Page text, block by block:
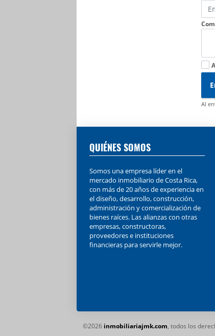
Al
QUIÉNES SOMOS
Somos una empresa líder en el
mercado inmobiliario de Costa Rica,
con más de 20 años de experiencia en
el diseño, desarrollo, construcción,
administración y comercialización de
bienes raíces. Las alianzas con otras
empresas, constructoras,
proveedores e instituciones
financieras para servirle mejor.
©2026 inmobiliariajmk.com, todos los